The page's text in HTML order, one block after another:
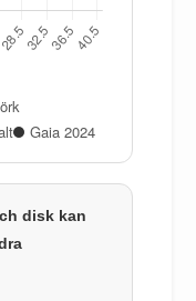
Gaia 2024
disk kan